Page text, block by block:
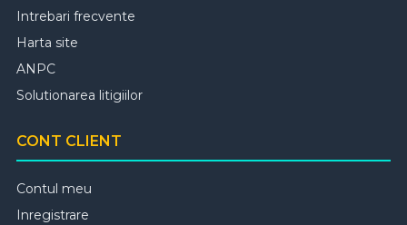
Intrebari frecvente
Harta site
ANPC
Solutionarea litigiilor
CONT CLIENT
Contul meu
Inregistrare